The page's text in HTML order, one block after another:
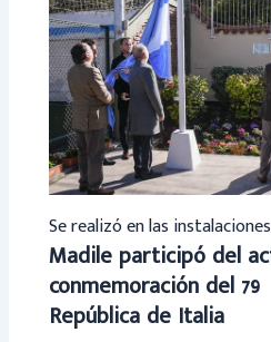
Se realizó en las
Madile participó del
conmemoración del
República de Italia